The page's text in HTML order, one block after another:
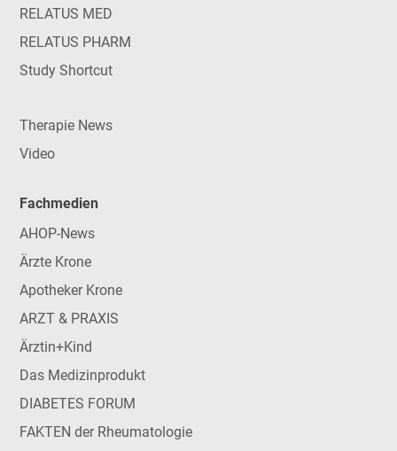
RELATUS MED
RELATUS PHARM
Study Shortcut
Therapie News
Video
Fachmedien
AHOP-News
Ärzte Krone
Apotheker Krone
ARZT & PRAXIS
Ärztin+Kind
Das Medizinprodukt
DIABETES FORUM
FAKTEN der Rheumatologie